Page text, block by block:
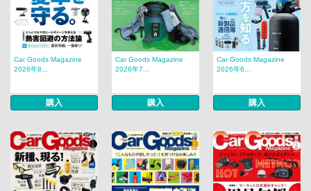
Car Goods Magazine
2026年8...
購入
Car Goods Magazine
2026年7...
購入
Car Goods Magazine
2026年6...
購入